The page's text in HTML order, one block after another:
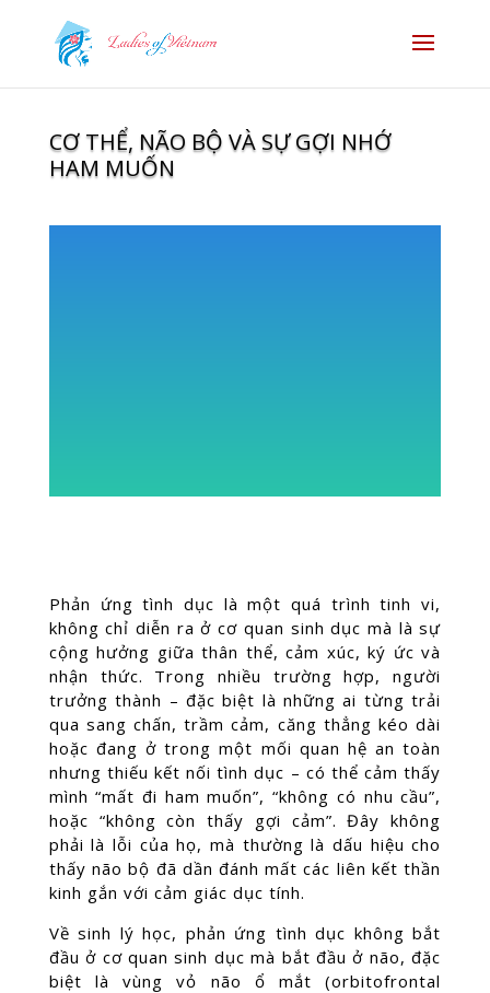
CƠ THỂ, NÃO BỘ VÀ SỰ GỢI NHỚ
HAM MUỐN
Phản ứng tình dục là một quá trình tinh vi,
không chỉ diễn ra ở cơ quan sinh dục mà là sự
cộng hưởng giữa thân thể, cảm xúc, ký ức và
nhận thức. Trong nhiều trường hợp, người
trưởng thành – đặc biệt là những ai từng trải
qua sang chấn, trầm cảm, căng thẳng kéo dài
hoặc đang ở trong một mối quan hệ an toàn
nhưng thiếu kết nối tình dục – có thể cảm thấy
mình “mất đi ham muốn”, “không có nhu cầu”,
hoặc “không còn thấy gợi cảm”. Đây không
phải là lỗi của họ, mà thường là dấu hiệu cho
thấy não bộ đã dần đánh mất các liên kết thần
kinh gắn với cảm giác dục tính.
Về sinh lý học, phản ứng tình dục không bắt
đầu ở cơ quan sinh dục mà bắt đầu ở não, đặc
biệt là vùng vỏ não ổ mắt (orbitofrontal